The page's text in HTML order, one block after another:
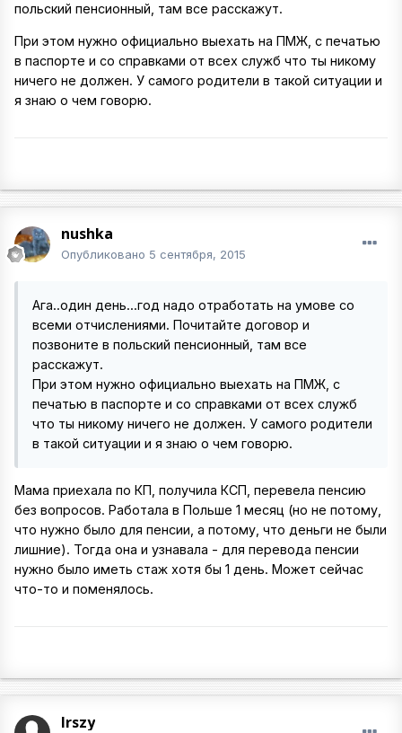
польский пенсионный, там все расскажут.
При этом нужно официально выехать на ПМЖ, с печатью
в паспорте и со справками от всех служб что ты никому
ничего не должен. У самого родители в такой ситуации и
я знаю о чем говорю.
nushka
Опубликовано 5 сентября, 2015
Ага..один день...год надо отработать на умове со
всеми отчислениями. Почитайте договор и
позвоните в польский пенсионный, там все
расскажут.
При этом нужно официально выехать на ПМЖ, с
печатью в паспорте и со справками от всех служб
что ты никому ничего не должен. У самого родители
в такой ситуации и я знаю о чем говорю.
Мама приехала по КП, получила КСП, перевела пенсию
без вопросов. Работала в Польше 1 месяц (но не потому,
что нужно было для пенсии, а потому, что деньги не были
лишние). Тогда она и узнавала - для перевода пенсии
нужно было иметь стаж хотя бы 1 день. Может сейчас
что-то и поменялось.
Irszy